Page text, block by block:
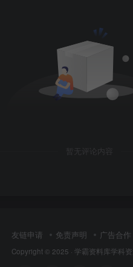
暂无评论内容
友链申请 免责声明 广告合作
Copyright © 2025 · 学霸资料库学科